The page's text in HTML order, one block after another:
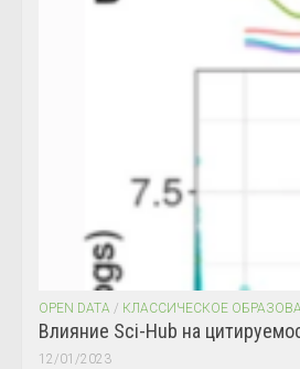
OPEN DATA / КЛАССИЧЕСКОЕ
Влияние Sci-Hub на
12/01/2023